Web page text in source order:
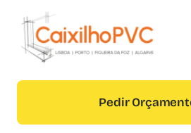
content
Pedir